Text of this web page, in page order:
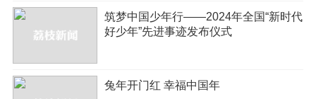
筑梦中国少年行——2024年全国“新时代
好少年”先进事迹发布仪式
兔年开门红 幸福中国年